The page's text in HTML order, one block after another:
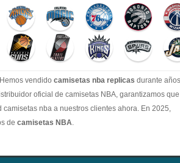
vendido camisetas nba replicas durante
oficial de camisetas NBA, garantizamos
nba a nuestros clientes ahora. En 2025,
de camisetas NBA.